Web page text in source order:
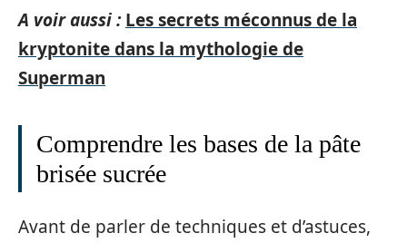
A voir aussi : Les secrets méconnus de la
kryptonite dans la mythologie de
Superman
Comprendre les bases de la pâte
brisée sucrée
Avant de parler de techniques et d’astuces,